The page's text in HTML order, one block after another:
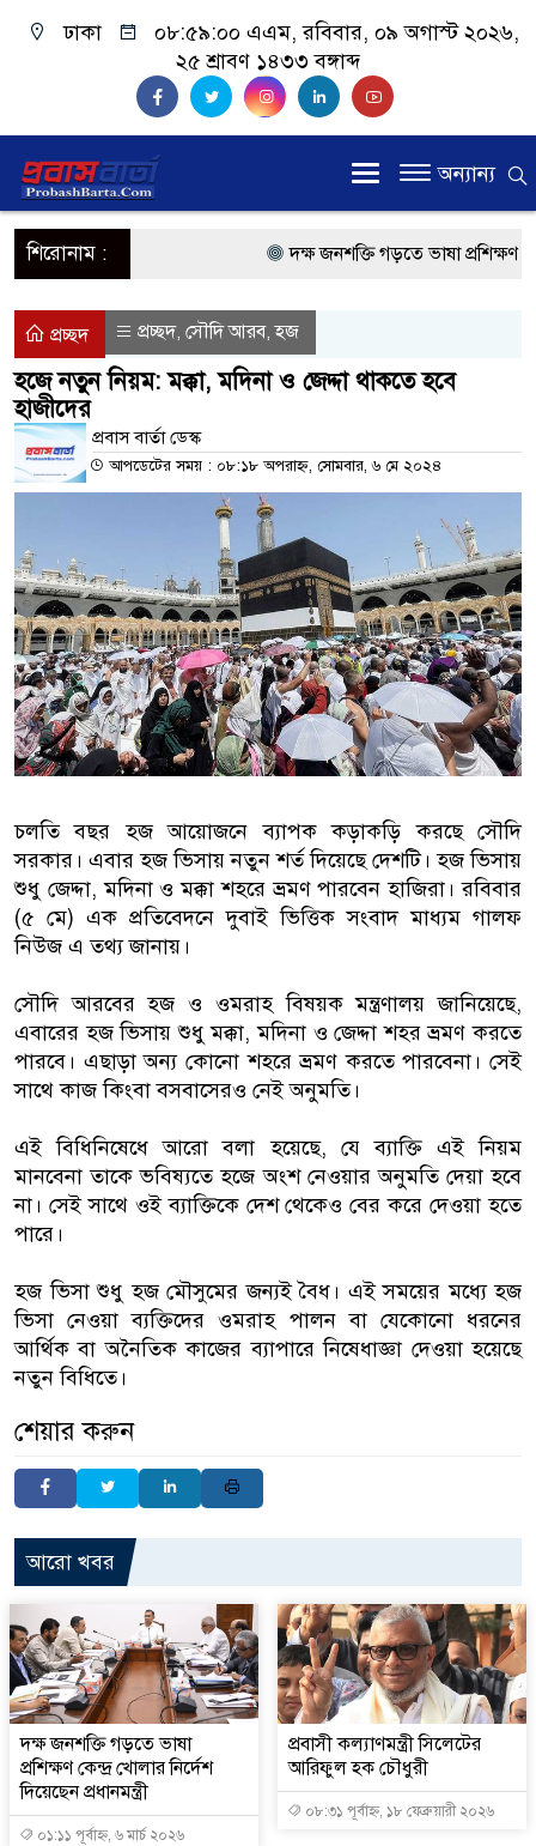
ঢাকা ০৮:৫৯:০০ এএম, রবিবার, ০৯ অগাস্ট ২০২৬,
২৫ শ্রাবণ ১৪৩৩ বঙ্গাব্দ
অন্যান্য
শিরোনাম : দক্ষ জনশক্তি গড়তে ভাষা প্রশিক্ষণ
প্রধানমন্ত্রী
প্রবাসী কল্যাণমন্ত্রী সিলেটের
মালয়েশিয়ায় কর্মী পাঠাতে রিক্রুটিং
মালয়েশিয়া বিমানবন্দরে ভুয়া ভিসায়
বাংলাদেশিরা
মালয়েশিয়ায় নথি জালিয়াতির
কুয়ালালামপুরে বিশেষ অভিযানে
আটক
ফেব্রুয়ারিতে নির্বাচন হবে বলে মনে
আগামী নির্বাচনে প্রবাসীদের
মালয়েশিয়ায় ড. মুহাম্মদ ইউনূসকে
প্রচ্ছদ প্রচ্ছদ, সৌদি আরব,হজ
হজে নতুন নিয়ম: মক্কা, মদিনা ও জেদ্দা থাকতে হবে
হাজীদের
প্রবাস বার্তা ডেস্ক
আপডেটের সময় : ০৮:১৮ অপরাহ্ন, সোমবার, ৬ মে ২০২৪
চলতি বছর হজ আয়োজনে ব্যাপক কড়াকড়ি করছে সৌদি
সরকার। এবার হজ ভিসায় নতুন শর্ত দিয়েছে দেশটি। হজ ভিসায়
শুধু জেদ্দা, মদিনা ও মক্কা শহরে ভ্রমণ পারবেন হাজিরা। রবিবার
(৫ মে) এক প্রতিবেদনে দুবাই ভিত্তিক সংবাদ মাধ্যম গালফ
নিউজ এ তথ্য জানায়।
সৌদি আরবের হজ ও ওমরাহ বিষয়ক মন্ত্রণালয় জানিয়েছে,
এবারের হজ ভিসায় শুধু মক্কা, মদিনা ও জেদ্দা শহর ভ্রমণ করতে
পারবে। এছাড়া অন্য কোনো শহরে ভ্রমণ করতে পারবেনা। সেই
সাথে কাজ কিংবা বসবাসেরও নেই অনুমতি।
এই বিধিনিষেধে আরো বলা হয়েছে, যে ব্যাক্তি এই নিয়ম
মানবেনা তাকে ভবিষ্যতে হজে অংশ নেওয়ার অনুমতি দেয়া হবে
না। সেই সাথে ওই ব্যাক্তিকে দেশ থেকেও বের করে দেওয়া হতে
পারে।
হজ ভিসা শুধু হজ মৌসুমের জন্যই বৈধ। এই সময়ের মধ্যে হজ
ভিসা নেওয়া ব্যক্তিদের ওমরাহ পালন বা যেকোনো ধরনের
আর্থিক বা অনৈতিক কাজের ব্যাপারে নিষেধাজ্ঞা দেওয়া হয়েছে
নতুন বিধিতে।
শেয়ার করুন
আরো খবর
দক্ষ জনশক্তি গড়তে ভাষা
প্রশিক্ষণ কেন্দ্র খোলার নির্দেশ
দিয়েছেন প্রধানমন্ত্রী
০১:১১ পূর্বাহ্ন, ৬ মার্চ ২০২৬
প্রবাসী কল্যাণমন্ত্রী সিলেটের
আরিফুল হক চৌধুরী
০৮:৩১ পূর্বাহ্ন, ১৮ ফেব্রুয়ারী ২০২৬